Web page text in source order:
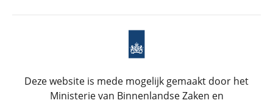
Deze website is mede mogelijk gemaakt door het
Ministerie van Binnenlandse Zaken en